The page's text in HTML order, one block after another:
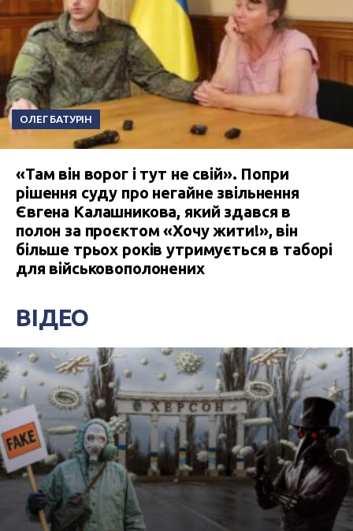
ОЛЕГ БАТУРІН
«Там він ворог і тут не свій». Попри
рішення суду про негайне звільнення
Євгена Калашникова, який здався в
полон за проєктом «Хочу жити!», він
більше трьох років утримується в таборі
для військовополонених
ВІДЕО